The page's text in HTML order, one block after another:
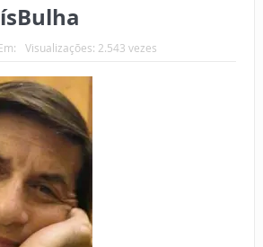
Visualizações: 2.543 vezes